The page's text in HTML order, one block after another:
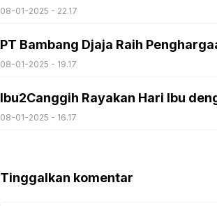
08-01-2025 - 22.17
PT Bambang Djaja Raih
08-01-2025 - 19.17
Ibu2Canggih Rayakan Hari Ibu
08-01-2025 - 16.17
Tinggalkan komentar